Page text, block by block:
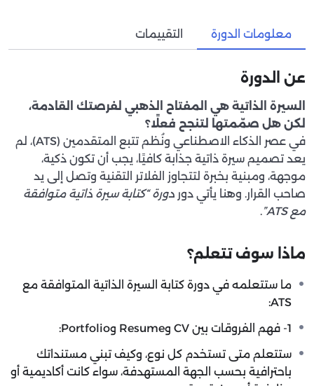
معلومات الدورة التقييمات
عن الدورة
السيرة الذاتية هي المفتاح الذهبي لفرصتك القادمة،
لكن هل صمّمتها لتنجح فعلًا؟
في عصر الذكاء الاصطناعي ونُظم تتبع المتقدمين (ATS)، لم
يعد تصميم سيرة ذاتية جذابة كافيًا، يجب أن تكون ذكية،
موجهة، ومبنية بخبرة لتتجاوز الفلاتر التقنية وتصل إلى يد
صاحب القرار. وهنا يأتي دور دورة “كتابة سيرة ذاتية متوافقة
مع ATS”
.
ماذا سوف تتعلم؟
ما ستتعلمه في دورة كتابة السيرة الذاتية المتوافقة مع
ATS:
1- فهم الفروقات بين CV وResume وPortfolio:
ستتعلم متى تستخدم كل نوع، وكيف تبني مستنداتك
باحترافية بحسب الجهة المستهدفة، سواء كانت أكاديمية أو